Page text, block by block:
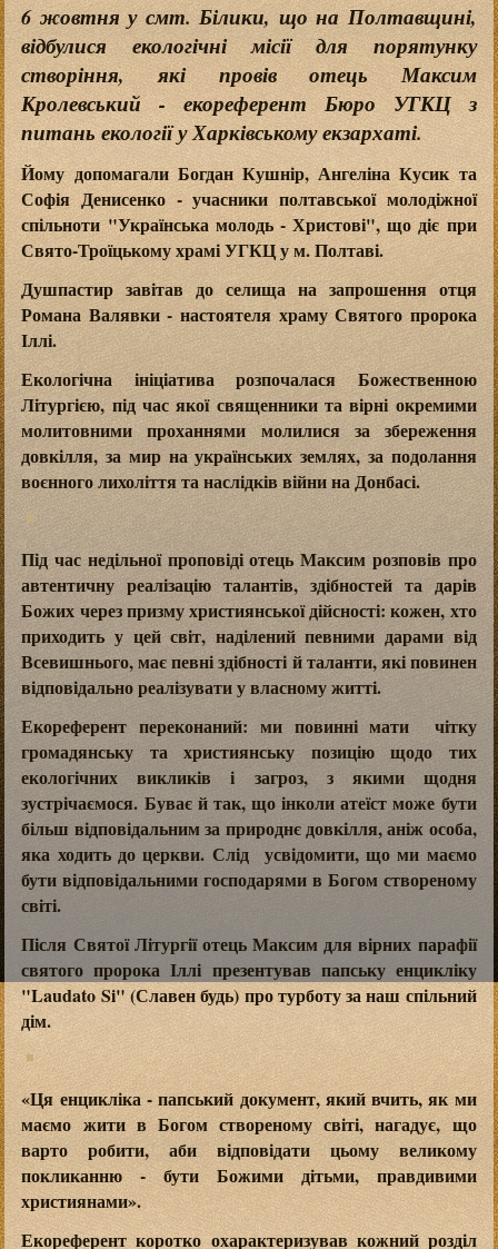
6 жовтня у смт. Білики, що на Полтавщині,
відбулися екологічні місії для порятунку
створіння, які провів отець Максим
Кролевський - екореферент Бюро УГКЦ з
питань екології у Харківському екзархаті.
Йому допомагали Богдан Кушнір, Ангеліна Кусик та
Софія Денисенко - учасники полтавської молодіжної
спільноти "Українська молодь - Христові", що діє при
Свято-Троїцькому храмі УГКЦ у м. Полтаві.
Душпастир завітав до селища на запрошення отця
Романа Валявки - настоятеля храму Святого пророка
Іллі.
Екологічна ініціатива розпочалася Божественною
Літургією, під час якої священники та вірні окремими
молитовними проханнями молилися за збереження
довкілля, за мир на українських землях, за подолання
воєнного лихоліття та наслідків війни на Донбасі.
Під час недільної проповіді отець Максим розповів про
автентичну реалізацію талантів, здібностей та дарів
Божих через призму християнської дійсності: кожен, хто
приходить у цей світ, наділений певними дарами від
Всевишнього, має певні здібності й таланти, які повинен
відповідально реалізувати у власному житті.
Екореферент переконаний: ми повинні мати чітку
громадянську та християнську позицію щодо тих
екологічних викликів і загроз, з якими щодня
зустрічаємося. Буває й так, що інколи атеїст може бути
більш відповідальним за природнє довкілля, аніж особа,
яка ходить до церкви. Слід усвідомити, що ми маємо
бути відповідальними господарями в Богом створеному
світі.
Після Святої Літургії отець Максим для вірних парафії
святого пророка Іллі презентував папську енцикліку
"Laudato Si" (Славен будь) про турботу за наш спільний
дім.
«Ця енцикліка - папський документ, який вчить, як ми
маємо жити в Богом створеному світі, нагадує, що
варто робити, аби відповідати цьому великому
покликанню - бути Божими дітьми, правдивими
християнами».
Екореферент коротко охарактеризував кожний розділ